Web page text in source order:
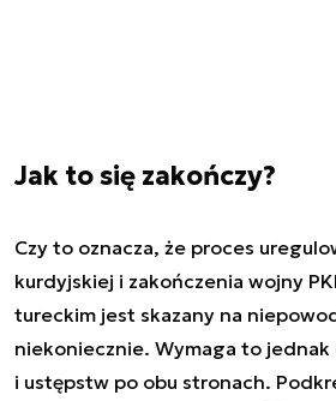
Jak to się zakończy?
Czy to oznacza, że proces
kurdyjskiej i zakończenia wojny
tureckim jest skazany na
niekoniecznie. Wymaga to
i ustępstw po obu stronach.